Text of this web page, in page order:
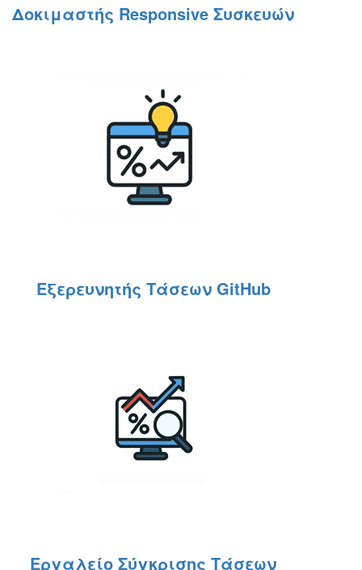
Δοκιμαστής Responsive Συσκευών
Εξερευνητής Τάσεων GitHub
Εργαλείο Σύγκρισης Τάσεων